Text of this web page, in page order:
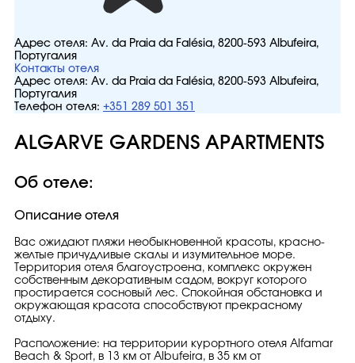
Адрес отеля: Av. da Praia da Falésia, 8200-593 Albufeira,
Португалия
Контакты отеля
Адрес отеля: Av. da Praia da Falésia, 8200-593 Albufeira,
Португалия
Телефон отеля: +351 289 501 351
ALGARVE GARDENS APARTMENTS
Об отеле:
Описание отеля
Вас ожидают пляжи необыкновенной красоты, красно-
желтые причудливые скалы и изумительное море.
Территория отеля благоустроена, комплекс окружен
собственным декоративным садом, вокруг которого
простирается сосновый лес. Спокойная обстановка и
окружающая красота способствуют прекрасному
отдыху.
Расположение: на территории курортного отеля Alfamar
Beach & Sport, в 13 км от Albufeira, в 35 км от